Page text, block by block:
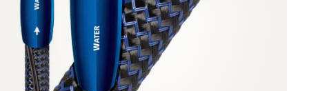
Zubehör
INSPIRATION
MARKEN